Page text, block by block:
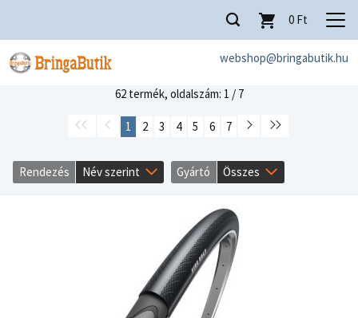
webshop@bringabutik.hu
0 Ft
62 termék, oldalszám: 1 / 7
1 2 3 4 5 6 7
Rendezés Név szerint Gyártó Összes